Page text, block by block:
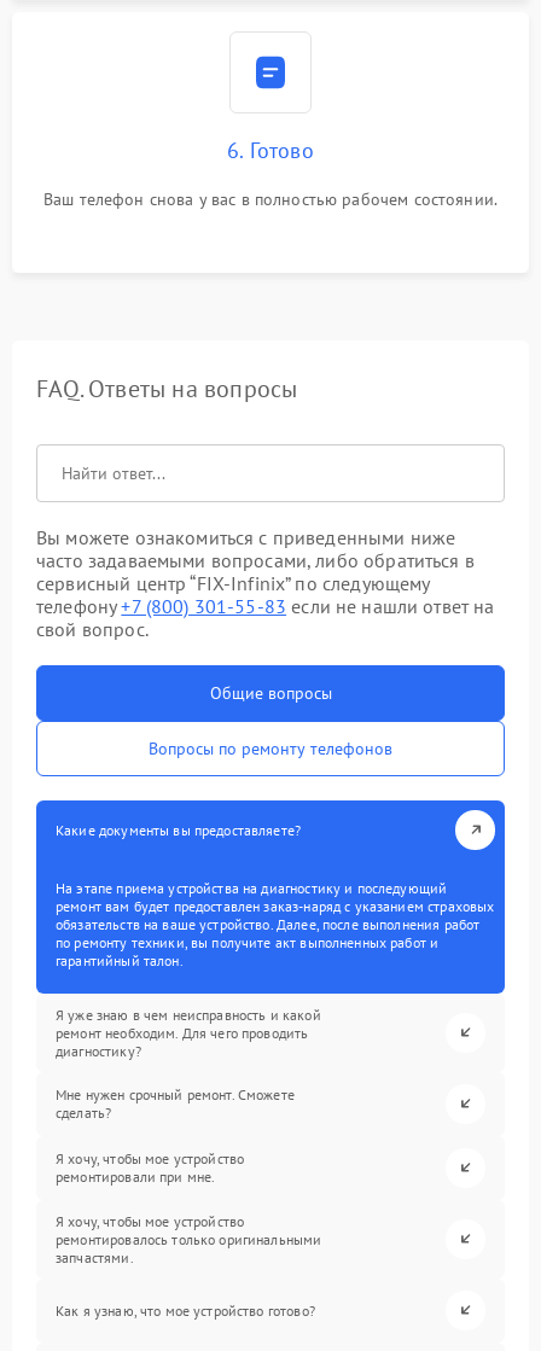
6. Готово
Ваш телефон снова у вас в полностью рабочем состоянии.
FAQ. Ответы на вопросы
Вы можете ознакомиться с приведенными ниже
часто задаваемыми вопросами, либо обратиться в
сервисный центр “FIX-Infinix” по следующему
телефону+7 (800) 301-55-83 если не нашли ответ на
свой вопрос.
Общие вопросы
Вопросы по ремонту телефонов
Какие документы вы предоставляете?
На этапе приема устройства на диагностику и последующий
ремонт вам будет предоставлен заказ-наряд с указанием страховых
обязательств на ваше устройство. Далее, после выполнения работ
по ремонту техники, вы получите акт выполненных работ и
гарантийный талон.
Я уже знаю в чем неисправность и какой
ремонт необходим. Для чего проводить
диагностику?
Мне нужен срочный ремонт. Сможете
сделать?
Я хочу, чтобы мое устройство
ремонтировали при мне.
Я хочу, чтобы мое устройство
ремонтировалось только оригинальными
запчастями.
Как я узнаю, что мое устройство готово?